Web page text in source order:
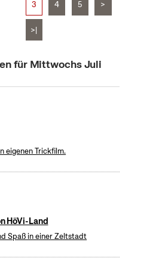
3 4 5 >
>|
für Mittwochs Juli
eigenen Trickfilm.
HöVi-Land
Spaß in einer Zeltstadt